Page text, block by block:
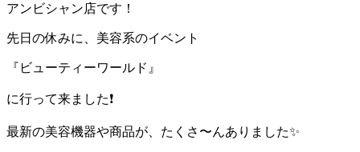
アンビシャン店です！
先日の休みに、美容系のイベント
『ビューティーワールド』
に行って来ました❗️
最新の美容機器や商品が、たくさ〜んありました✨